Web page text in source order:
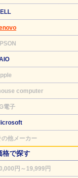
computer
電子
の他メーカー
格で探す
円～19,999円